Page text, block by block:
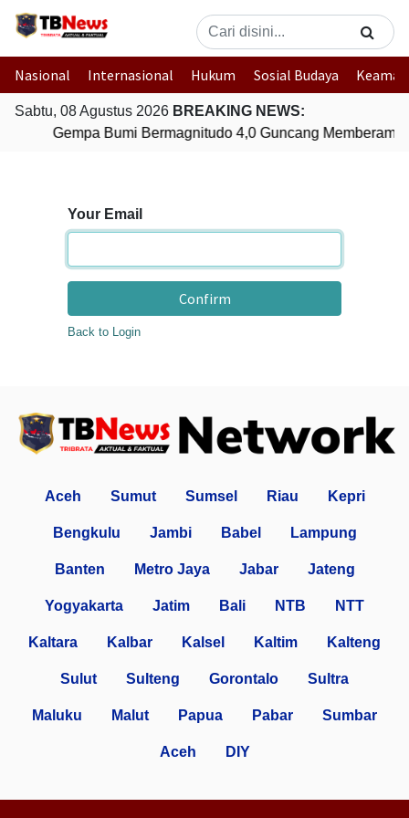
Nasional Internasional Hukum Sosial Budaya
Sabtu, 08 Agustus 2026 BREAKING NEWS:
Gempa Bumi Bermagnitudo 4,0 Guncang Memberamo
Your Email
Confirm
Back to Login
Aceh Sumut Sumsel Riau Kepri
Bengkulu Jambi Babel Lampung
Banten Metro Jaya Jabar Jateng
Yogyakarta Jatim Bali NTB NTT
Kaltara Kalbar Kalsel Kaltim Kalteng
Sulut Sulteng Gorontalo Sultra
Maluku Malut Papua Pabar Sumbar
Aceh DIY